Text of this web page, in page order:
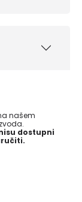
našem
dostupni